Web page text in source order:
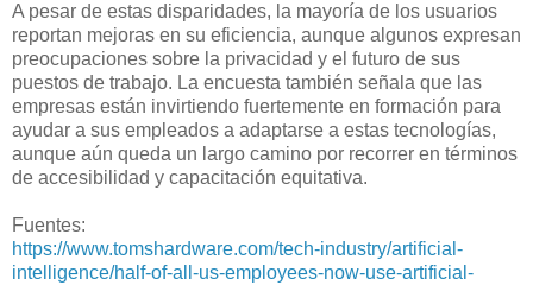
A pesar de estas disparidades, la mayoría de los usuarios
reportan mejoras en su eficiencia, aunque algunos expresan
preocupaciones sobre la privacidad y el futuro de sus
puestos de trabajo. La encuesta también señala que las
empresas están invirtiendo fuertemente en formación para
ayudar a sus empleados a adaptarse a estas tecnologías,
aunque aún queda un largo camino por recorrer en términos
de accesibilidad y capacitación equitativa.
Fuentes:
https://www.tomshardware.com/tech-industry/artificial-
intelligence/half-of-all-us-employees-now-use-artificial-